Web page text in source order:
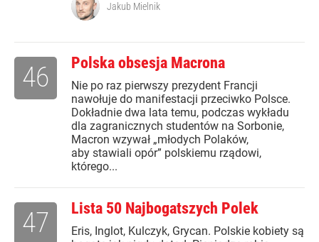
Jakub Mielnik
Polska obsesja Macrona
Nie po raz pierwszy prezydent Francji
nawołuje do manifestacji przeciwko Polsce.
Dokładnie dwa lata temu, podczas wykładu
dla zagranicznych studentów na Sorbonie,
Macron wzywał „młodych Polaków,
aby stawiali opór” polskiemu rządowi,
którego...
46
Lista 50 Najbogatszych Polek
Eris, Inglot, Kulczyk, Grycan. Polskie kobiety są
47